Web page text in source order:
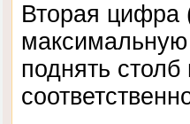
Вторая цифра
поднять